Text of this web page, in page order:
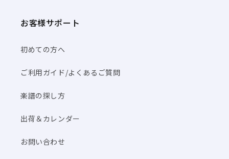
お客様サポート
初めての方へ
ご利用ガイド/よくあるご質問
楽譜の探し方
出荷＆カレンダー
お問い合わせ